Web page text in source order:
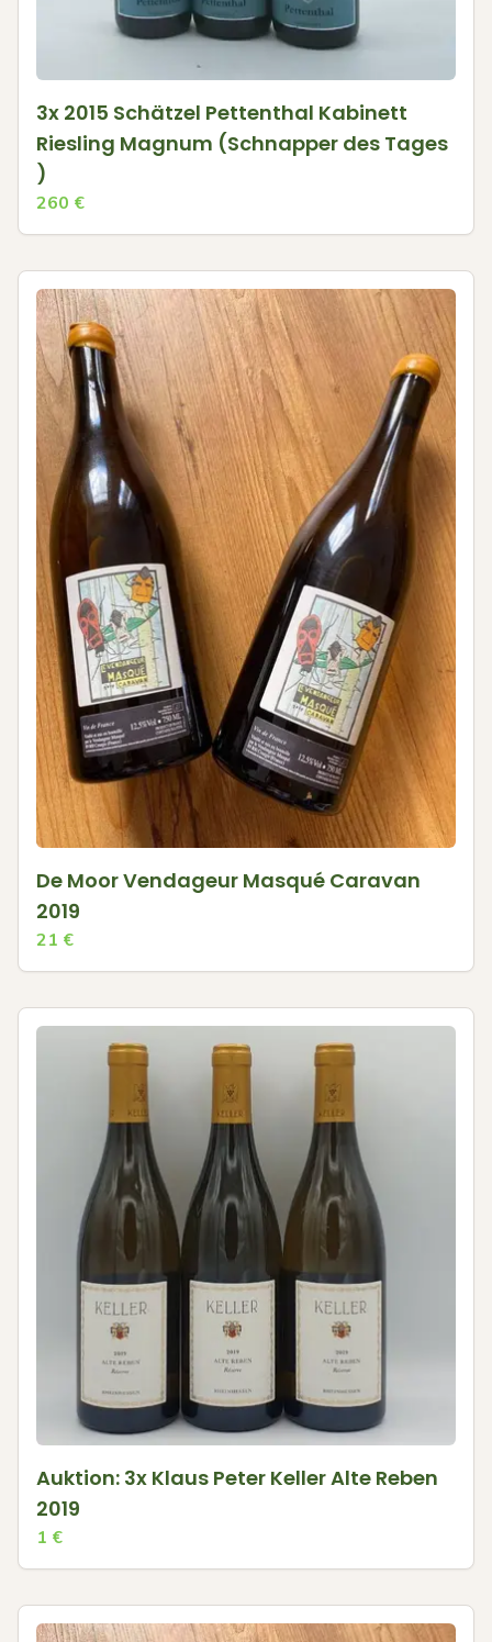
3x 2015 Schätzel Pettenthal Kabinett
Riesling Magnum (Schnapper des Tages
)
260 €
De Moor Vendageur Masqué Caravan
2019
21 €
Auktion: 3x Klaus Peter Keller Alte Reben
2019
1 €